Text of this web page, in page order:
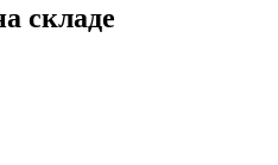
складе